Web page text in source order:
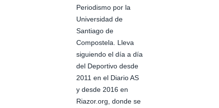
Periodismo por la
Universidad de
Santiago de
Compostela. Lleva
siguiendo el día a día
del Deportivo desde
2011 en el Diario AS
y desde 2016 en
Riazor.org, donde se